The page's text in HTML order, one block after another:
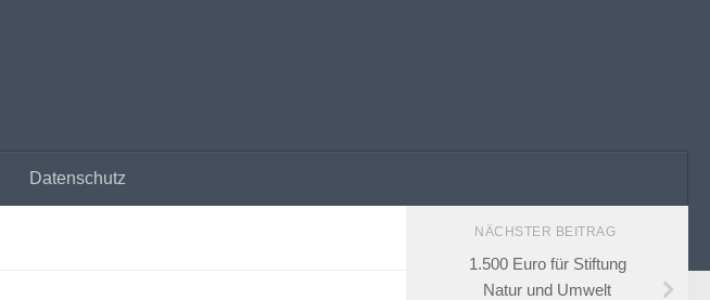
Datenschutz
NÄCHSTER BEITRAG
1.500 Euro für Stiftung
Natur und Umwelt